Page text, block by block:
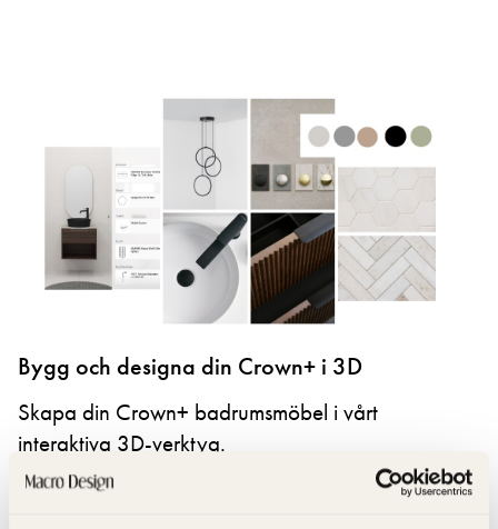
Bygg och designa din Crown+ i 3D
Skapa din Crown+ badrumsmöbel i vårt
interaktiva 3D-verktyg.
Här kan du kombinera färger, bänkskivor och
tvättställ, testa olika badrumsstilar och se vilket